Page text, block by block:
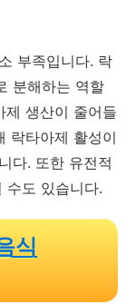
부족입니다. 락
분해하는 역할
제 생산이 줄어들
락타아제 활성이
다. 또한 유전적
수도 있습니다.
식